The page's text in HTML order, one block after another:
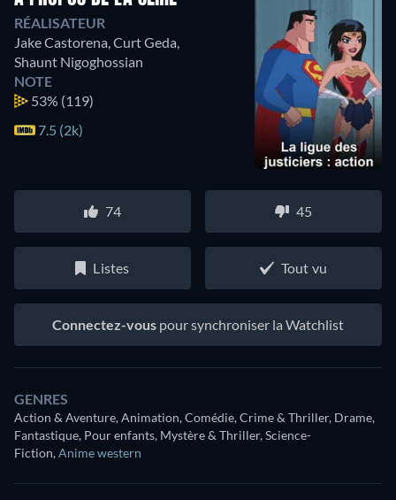
RÉALISATEUR
Jake Castorena Curt Geda
Shaunt Nigoghossian
NOTE
53% (119)
7.5 (2k)
74 45
Listes Tout vu
Connectez-vous pour synchroniser la Watchlist
GENRES
Action & Aventure, Animation, Comédie, Crime & Thriller, Drame,
Fantastique, Pour enfants, Mystère & Thriller, Science-
Fiction,Anime western